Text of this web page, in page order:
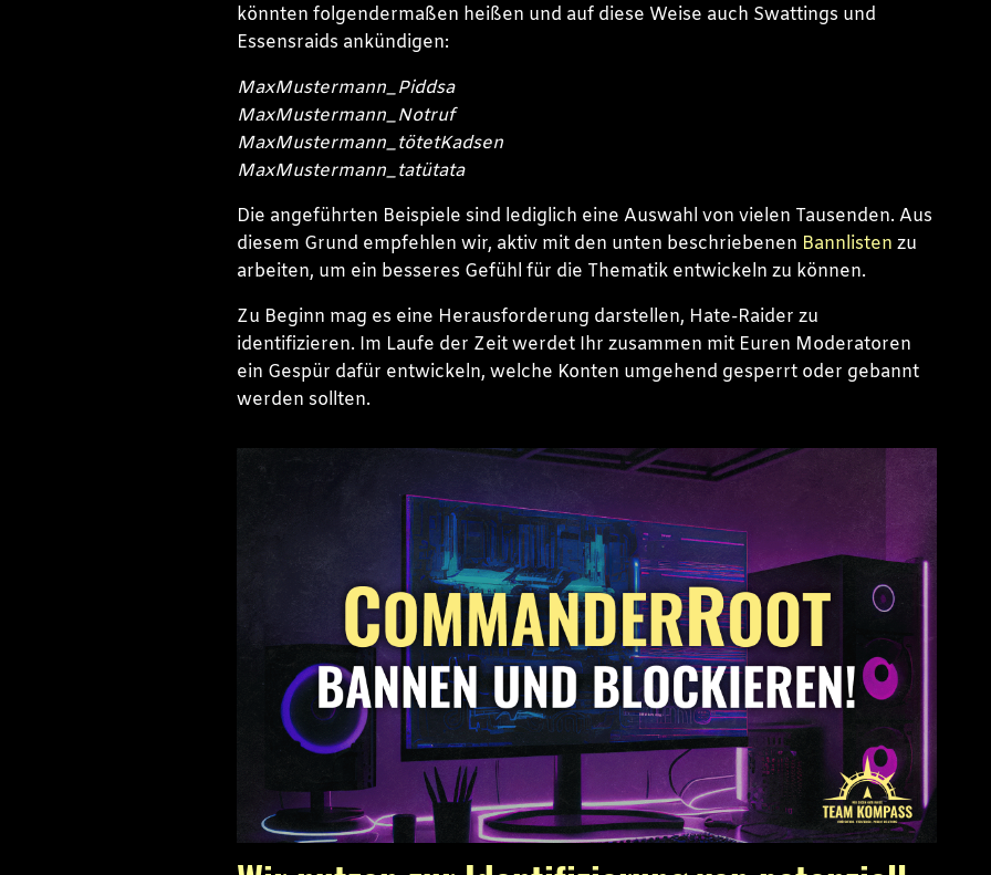
könnten folgendermaßen heißen und auf diese Weise auch Swattings und
Essensraids ankündigen:
MaxMustermann_Piddsa
MaxMustermann_Notruf
MaxMustermann_tötetKadsen
MaxMustermann_tatütata
Die angeführten Beispiele sind lediglich eine Auswahl von vielen Tausenden. Aus
diesem Grund empfehlen wir, aktiv mit den unten beschriebenen Bannlisten zu
arbeiten, um ein besseres Gefühl für die Thematik entwickeln zu können.
Zu Beginn mag es eine Herausforderung darstellen, Hate-Raider zu
identifizieren. Im Laufe der Zeit werdet Ihr zusammen mit Euren Moderatoren
ein Gespür dafür entwickeln, welche Konten umgehend gesperrt oder gebannt
werden sollten.